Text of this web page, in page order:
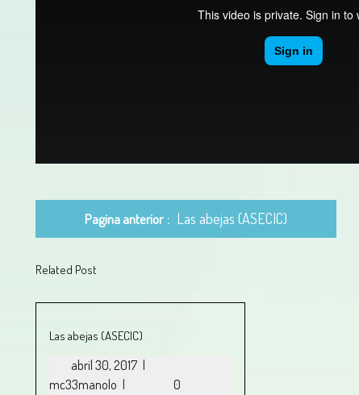
Pagina anterior Las abejas (ASECIC)
Related Post
Las abejas (ASECIC)
abril 30, 2017
mc33manolo
0